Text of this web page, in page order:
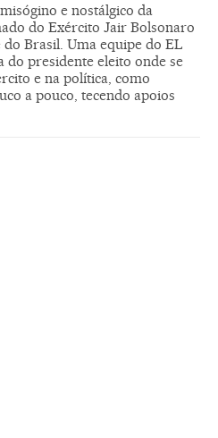
e nostálgico da
do Exército Jair Bolsonaro
Brasil. Uma equipe do EL
do presidente eleito onde se
e na política, como
a pouco, tecendo apoios